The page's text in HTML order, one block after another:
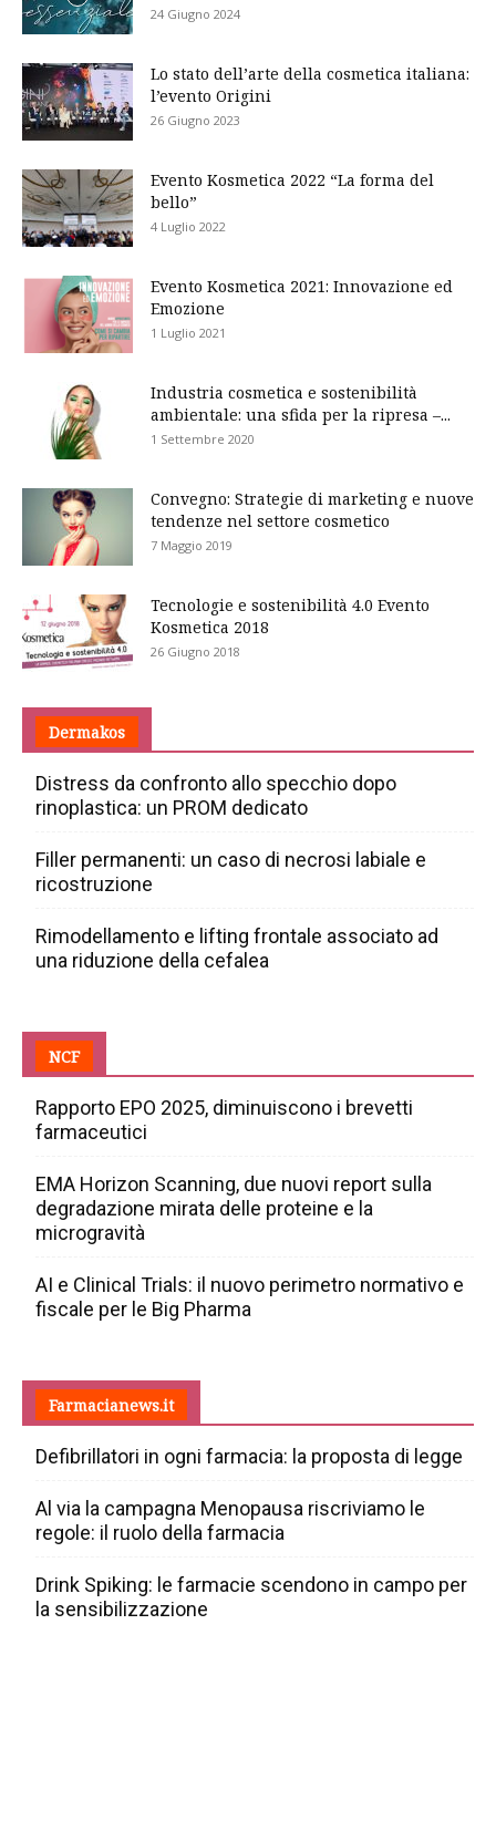
24 Giugno 2024
Lo stato dell’arte della cosmetica italiana:
l’evento Origini
26 Giugno 2023
Evento Kosmetica 2022 “La forma del
bello”
4 Luglio 2022
Evento Kosmetica 2021: Innovazione ed
Emozione
1 Luglio 2021
Industria cosmetica e sostenibilità
ambientale: una sfida per la ripresa –...
1 Settembre 2020
Convegno: Strategie di marketing e nuove
tendenze nel settore cosmetico
7 Maggio 2019
Tecnologie e sostenibilità 4.0 Evento
Kosmetica 2018
26 Giugno 2018
Dermakos
Distress da confronto allo specchio dopo
rinoplastica: un PROM dedicato
Filler permanenti: un caso di necrosi labiale e
ricostruzione
Rimodellamento e lifting frontale associato ad
una riduzione della cefalea
NCF
Rapporto EPO 2025, diminuiscono i brevetti
farmaceutici
EMA Horizon Scanning, due nuovi report sulla
degradazione mirata delle proteine e la
microgravità
AI e Clinical Trials: il nuovo perimetro normativo e
fiscale per le Big Pharma
Farmacianews.it
Defibrillatori in ogni farmacia: la proposta di legge
Al via la campagna Menopausa riscriviamo le
regole: il ruolo della farmacia
Drink Spiking: le farmacie scendono in campo per
la sensibilizzazione